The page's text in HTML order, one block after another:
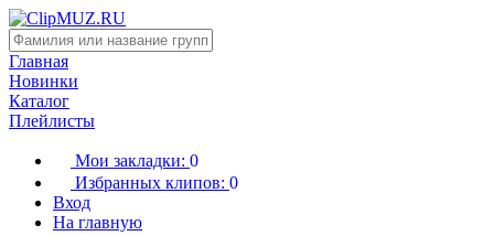
Главная
Новинки
Каталог
Плейлисты
Мои закладки: 0
Избранных клипов: 0
Вход
На главную